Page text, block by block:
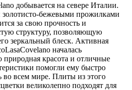
добывается на севере Италии.
бежевыми прожилками
за свою прочность и
структуру, позволяющую
зеркальный блеск. Активная
началась
природная красота и отличные
помогли ему быстро
во всем мире. Плиты из этого
великолепно подходят для